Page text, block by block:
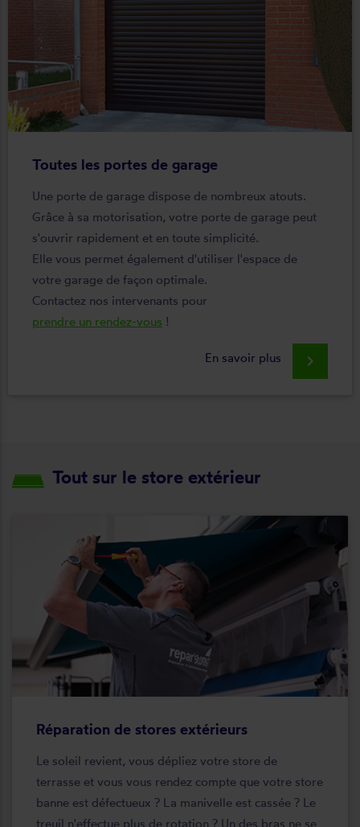
Toutes les portes de garage
Une porte de garage dispose de nombreux atouts.
Grâce à sa motorisation, votre porte de garage peut
s'ouvrir rapidement et en toute simplicité.
Elle vous permet également d'utiliser l'espace de
votre garage de façon optimale.
Contactez nos intervenants pour
prendre un rendez-vous !
En savoir plus keyboard_arrow_right
Tout sur le store extérieur
Réparation de stores extérieurs
Le soleil revient, vous dépliez votre store de
terrasse et vous vous rendez compte que votre store
banne est défectueux ? La manivelle est cassée ? Le
treuil n'effectue plus de rotation ? Un des bras ne se